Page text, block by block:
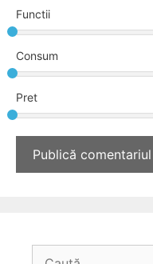
Functii
Consum
Pret